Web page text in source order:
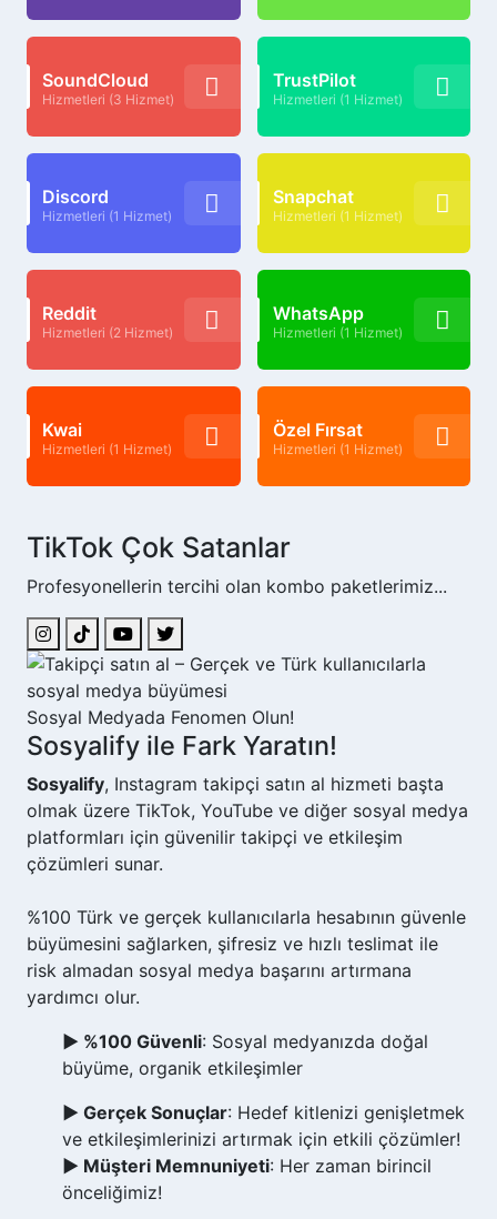
SoundCloud
Hizmetleri (3 Hizmet)
TrustPilot
Hizmetleri (1 Hizmet)
Discord
Hizmetleri (1 Hizmet)
Snapchat
Hizmetleri (1 Hizmet)
Reddit
Hizmetleri (2 Hizmet)
WhatsApp
Hizmetleri (1 Hizmet)
Kwai
Hizmetleri (1 Hizmet)
Özel Fırsat
Hizmetleri (1 Hizmet)
TikTok Çok Satanlar
Profesyonellerin tercihi olan kombo paketlerimiz...
Sosyal Medyada Fenomen Olun!
Sosyalify ile Fark Yaratın!
Sosyalify, Instagram takipçi satın al hizmeti başta
olmak üzere TikTok, YouTube ve diğer sosyal medya
platformları için güvenilir takipçi ve etkileşim
çözümleri sunar.
%100 Türk ve gerçek kullanıcılarla hesabının güvenle
büyümesini sağlarken, şifresiz ve hızlı teslimat ile
risk almadan sosyal medya başarını artırmana
yardımcı olur.
► %100 Güvenli: Sosyal medyanızda doğal
büyüme, organik etkileşimler
► Gerçek Sonuçlar: Hedef kitlenizi genişletmek
ve etkileşimlerinizi artırmak için etkili çözümler!
► Müşteri Memnuniyeti: Her zaman birincil
önceliğimiz!